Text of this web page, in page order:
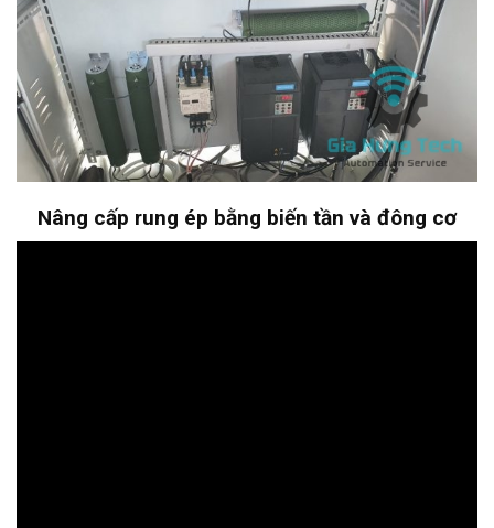
Nâng cấp rung ép bằng biến tần và đông cơ